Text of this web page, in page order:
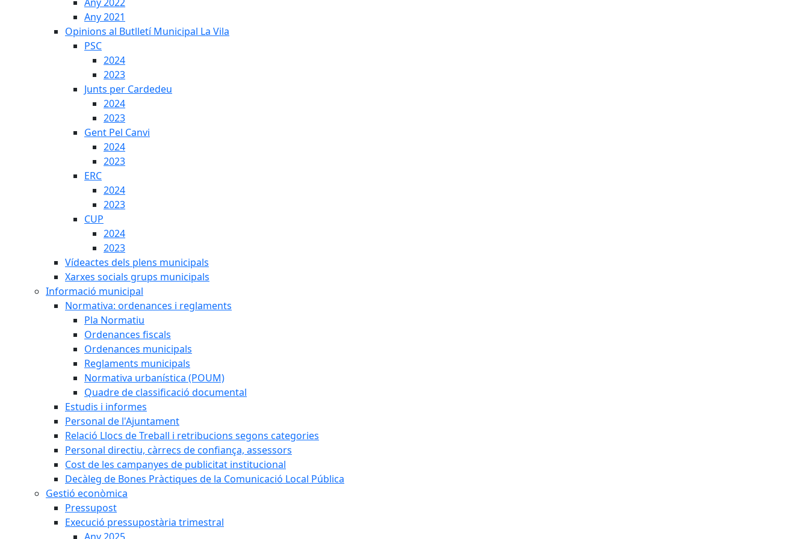
Any 2021
Opinions al Butlletí Municipal La Vila
PSC
2024
2023
Junts per Cardedeu
2024
2023
Gent Pel Canvi
2024
2023
ERC
2024
2023
CUP
2024
2023
Vídeactes dels plens municipals
Xarxes socials grups municipals
Informació municipal
Normativa: ordenances i reglaments
Pla Normatiu
Ordenances fiscals
Ordenances municipals
Reglaments municipals
Normativa urbanística (POUM)
Quadre de classificació documental
Estudis i informes
Personal de l'Ajuntament
Relació Llocs de Treball i retribucions segons categories
Personal directiu, càrrecs de confiança, assessors
Cost de les campanyes de publicitat institucional
Decàleg de Bones Pràctiques de la Comunicació Local Pública
Gestió econòmica
Pressupost
Execució pressupostària trimestral